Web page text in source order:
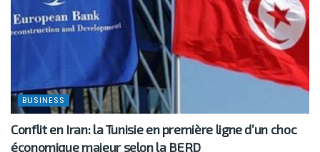
BUSINESS
Conflit en Iran: la Tunisie en première ligne d’un choc
économique majeur selon la BERD